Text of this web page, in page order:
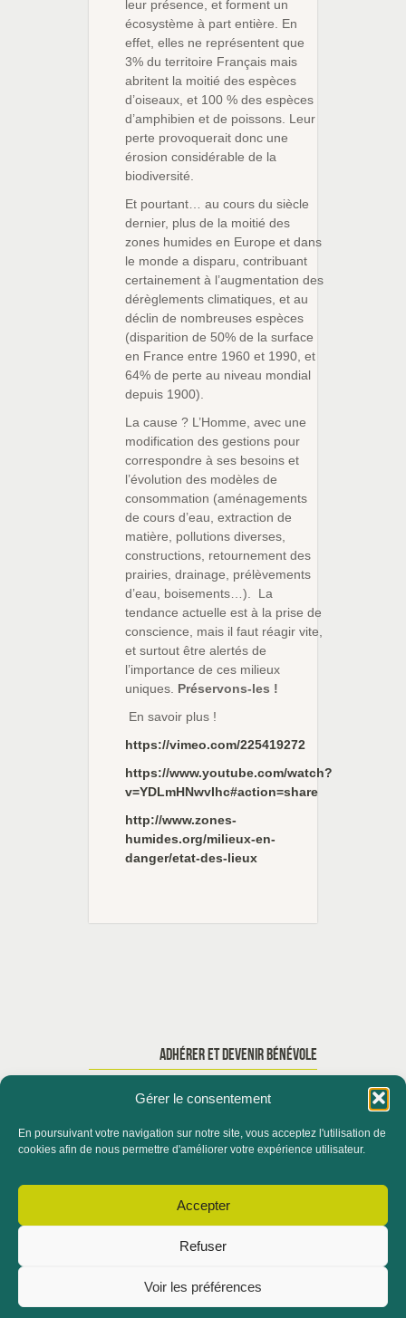
Gérer le consentement
En poursuivant votre navigation sur notre site, vous acceptez l'utilisation de
cookies afin de nous permettre d'améliorer votre expérience utilisateur.
Accepter
Refuser
Voir les préférences
leur présence, et forment un
écosystème à part entière. En
effet, elles ne représentent que
3% du territoire Français mais
abritent la moitié des espèces
d’oiseaux, et 100 % des espèces
d’amphibien et de poissons. Leur
perte provoquerait donc une
érosion considérable de la
biodiversité.
Et pourtant… au cours du siècle
dernier, plus de la moitié des
zones humides en Europe et dans
le monde a disparu, contribuant
certainement à l’augmentation des
dérèglements climatiques, et au
déclin de nombreuses espèces
(disparition de 50% de la surface
en France entre 1960 et 1990, et
64% de perte au niveau mondial
depuis 1900).
La cause ? L’Homme, avec une
modification des gestions pour
correspondre à ses besoins et
l’évolution des modèles de
consommation (aménagements
de cours d’eau, extraction de
matière, pollutions diverses,
constructions, retournement des
prairies, drainage, prélèvements
d’eau, boisements…). La
tendance actuelle est à la prise de
conscience, mais il faut réagir vite,
et surtout être alertés de
l’importance de ces milieux
uniques. Préservons-les !
En savoir plus !
https://vimeo.com/225419272
https://www.youtube.com/watch?
v=YDLmHNwvIhc#action=share
http://www.zones-
humides.org/milieux-en-
danger/etat-des-lieux
ADHÉRER ET DEVENIR BÉNÉVOLE
ACCUEIL
QUI SOMMES-NOUS ?
CONTACTER LE SERVICE FORMATION
ADHÉRER ET DEVENIR BÉNÉVOLE
NOUS CONTACTER
NOS PARTENAIRES